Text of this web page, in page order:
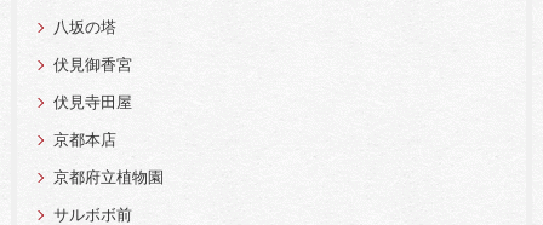
八坂の塔
伏見御香宮
伏見寺田屋
京都本店
京都府立植物園
サルボボ前